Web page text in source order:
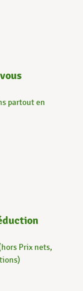
partout en
Prix nets,